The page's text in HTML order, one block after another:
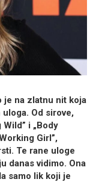
je na zlatnu nit koja
Od sirove,
i „Body
Girl”,
Te rane uloge
danas vidimo. Ona
samo lik koji je